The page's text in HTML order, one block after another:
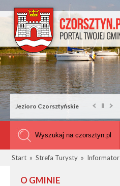
Rower na Górze Wdżar
Start » Strefa Turysty » Informator
O GMINIE